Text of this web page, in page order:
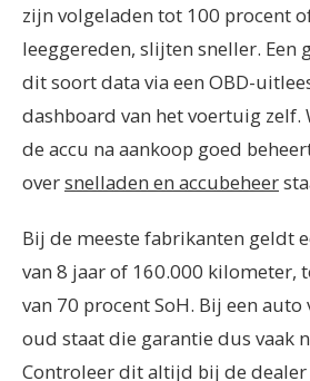
zijn volgeladen tot 100 procent
leeggereden, slijten sneller. Een
dit soort data via een OBD-
dashboard van het voertuig zelf.
de accu na aankoop goed
oversnelladen en accubeheer
Bij de meeste fabrikanten geldt
van 8 jaar of 160.000 kilometer,
van 70 procent SoH. Bij een
oud staat die garantie dus vaak
Controleer dit altijd bij de dealer